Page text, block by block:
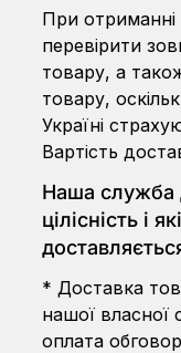
При
перевірити
товару, а
товару,
Україні
Вартість
Наша служба
цілісність і
* Доставка
нашої власної
оплата